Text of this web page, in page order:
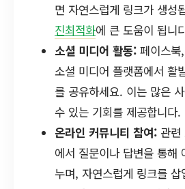
면 자연스럽게 링크가 생성
진최적화에 큰 도움이 됩니
소셜 미디어 활동: 페이스
소셜 미디어 플랫폼에서 활
를 공유하세요. 이는 많은
수 있는 기회를 제공합니다.
온라인 커뮤니티 참여: 관련
에서 질문이나 답변을 통해
누며, 자연스럽게 링크를 삽